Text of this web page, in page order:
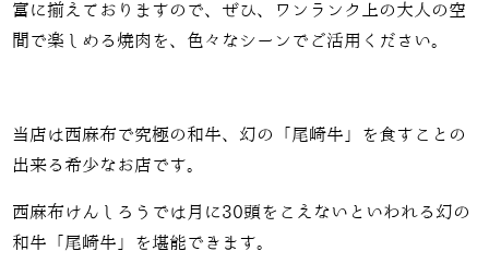
富に揃えておりますので、ぜひ、ワンランク上の大人の空
間で楽しめる焼肉を、色々なシーンでご活用ください。
当店は西麻布で究極の和牛、幻の「尾崎牛」を食すことの
出来る希少なお店です。
西麻布けんしろうでは月に30頭をこえないといわれる幻の
和牛「尾崎牛」を堪能できます。